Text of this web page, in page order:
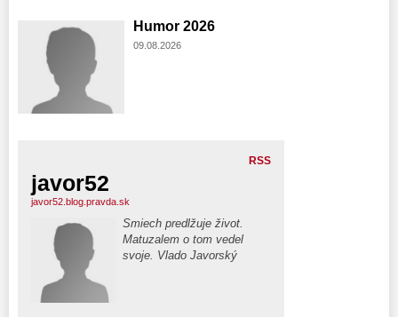
Humor 2026
09.08.2026
RSS
javor52
javor52.blog.pravda.sk
Smiech predlžuje život.
Matuzalem o tom vedel
svoje. Vlado Javorský